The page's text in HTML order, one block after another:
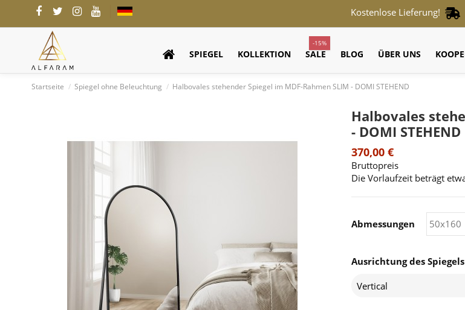
Kostenlose Lieferung!
SPIEGEL KOLLEKTION SALE
-15%
BLOG ÜBER UNS
Startseite Spiegel ohne Beleuchtung Halbovales stehender Spiegel im MDF-Rahmen SLIM - DOMI STEHEND
Halbovales
- DOMI STEHEND
370,00 €
Bruttopreis
Die Vorlaufzeit beträgt
Ausrichtung des
Vertical
Abmessungen